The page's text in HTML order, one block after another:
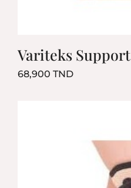
Variteks
68,900 TNDPrix